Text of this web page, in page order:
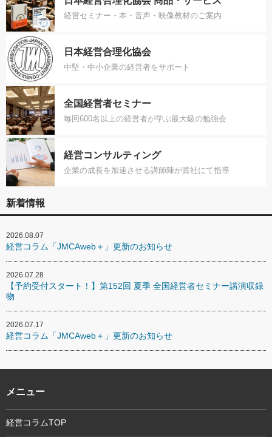
経営セミナー・本・音声・映像教材のご案内
日本経営合理化協会
中堅・中小企業の経営者をサポート
全国経営者セミナー
毎回600名以上の経営者が学ぶ最大級の勉強会
経営コンサルティング
企業の成長を加速させる講師陣が貴社にて指導
新着情報
2026.08.07
経営コラム「JMCAweb＋」更新のお知らせ
2026.07.28
【予約受付スタート！】第152回 夏季 全国経営者セミナー講演収録
物
2026.07.17
経営コラム「JMCAweb＋」更新のお知らせ
メニュー
経営コラムTOP